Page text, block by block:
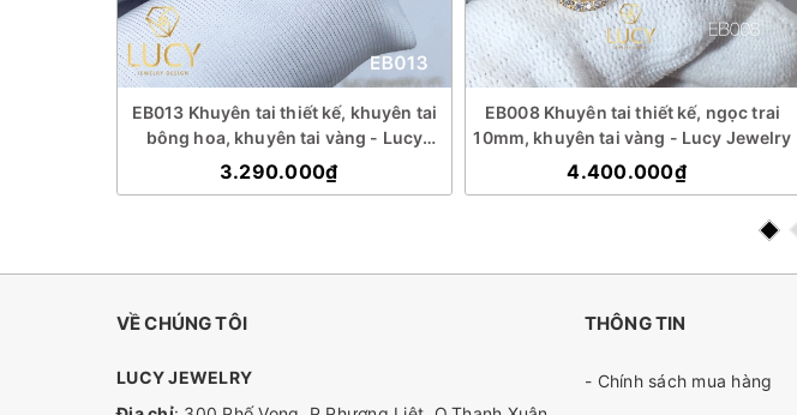
EB013 Khuyên tai thiết kế, khuyên tai
bông hoa, khuyên tai vàng - Lucy
Jewelry
3.290.000₫
EB008 Khuyên tai thiết kế, ngọc trai
10mm, khuyên tai vàng - Lucy Jewelry
4.400.000₫
VỀ CHÚNG TÔI
LUCY JEWELRY
THÔNG TIN
- Chính sách mua hàng